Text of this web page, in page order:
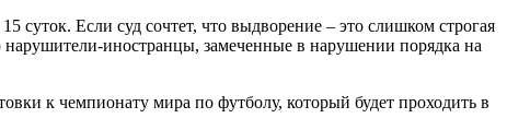
Если суд сочтет, что выдворение – это слишком строгая
иностранцы, замеченные в нарушении порядка на
к чемпионату мира по футболу, который будет проходить в